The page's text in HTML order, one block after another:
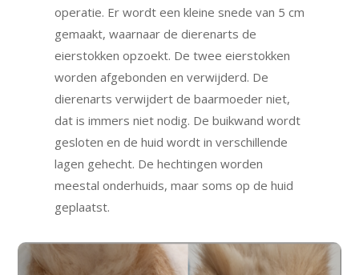
operatie. Er wordt een kleine snede van 5 cm
gemaakt, waarnaar de dierenarts de
eierstokken opzoekt. De twee eierstokken
worden afgebonden en verwijderd. De
dierenarts verwijdert de baarmoeder niet,
dat is immers niet nodig. De buikwand wordt
gesloten en de huid wordt in verschillende
lagen gehecht. De hechtingen worden
meestal onderhuids, maar soms op de huid
geplaatst.